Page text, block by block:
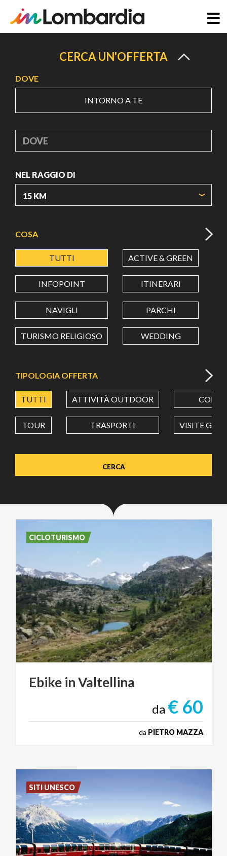
principale
CERCA UN'OFFERTA
DOVE
INTORNO A TE
DOVE
NEL RAGGIO DI
LATITUDINE
LONGITUDINE
Value in decimal degrees. Use dot (.) as decimal separator.
COSA
TUTTI ACTIVE & GREEN
INFOPOINT ITINERARI
NAVIGLI PARCHI
TURISMO RELIGIOSO WEDDING
TIPOLOGIA OFFERTA
TUTTI ATTIVITÀ OUTDOOR CORSI
TOUR TRASPORTI VISITE
Ebike inValtellina
da € 60
da PIETRO MAZZA
CICLOTURISMO
SITI UNESCO